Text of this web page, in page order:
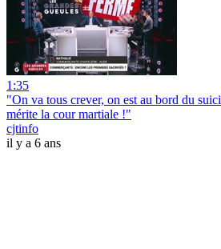
1:35
"On va tous crever, on est au bord du
mérite la cour martiale !"
cjtinfo
il y a 6 ans